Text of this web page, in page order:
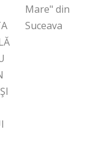
Mare" din
Suceava